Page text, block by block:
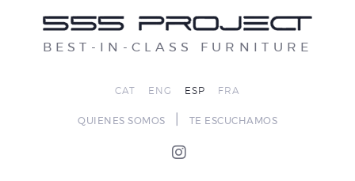
BEST-IN-CLASS FURNITURE
CAT ENG ESP FRA
QUIENES SOMOS TE ESCUCHAMOS